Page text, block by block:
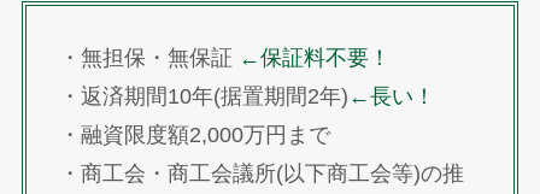
・無担保・無保証 ←保証料不要！
・返済期間10年(据置期間2年) ←長い！
・融資限度額2,000万円まで
・商工会・商工会議所(以下商工会等)の推